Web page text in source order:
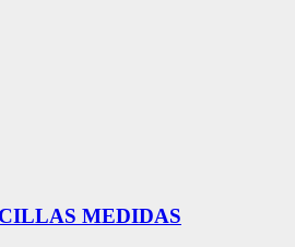
MEDIDAS